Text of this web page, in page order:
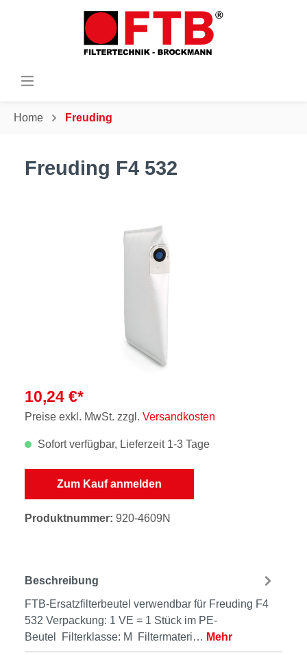
Home Freuding
Freuding F4 532
10,24 €*
Preise exkl. MwSt. zzgl. Versandkosten
Sofort verfügbar, Lieferzeit 1-3 Tage
Zum Kauf anmelden
Produktnummer: 920-4609N
Beschreibung
FTB-Ersatzfilterbeutel verwendbar für Freuding F4
532 Verpackung: 1 VE = 1 Stück im PE-
Beutel Filterklasse: M Filtermateri… Mehr